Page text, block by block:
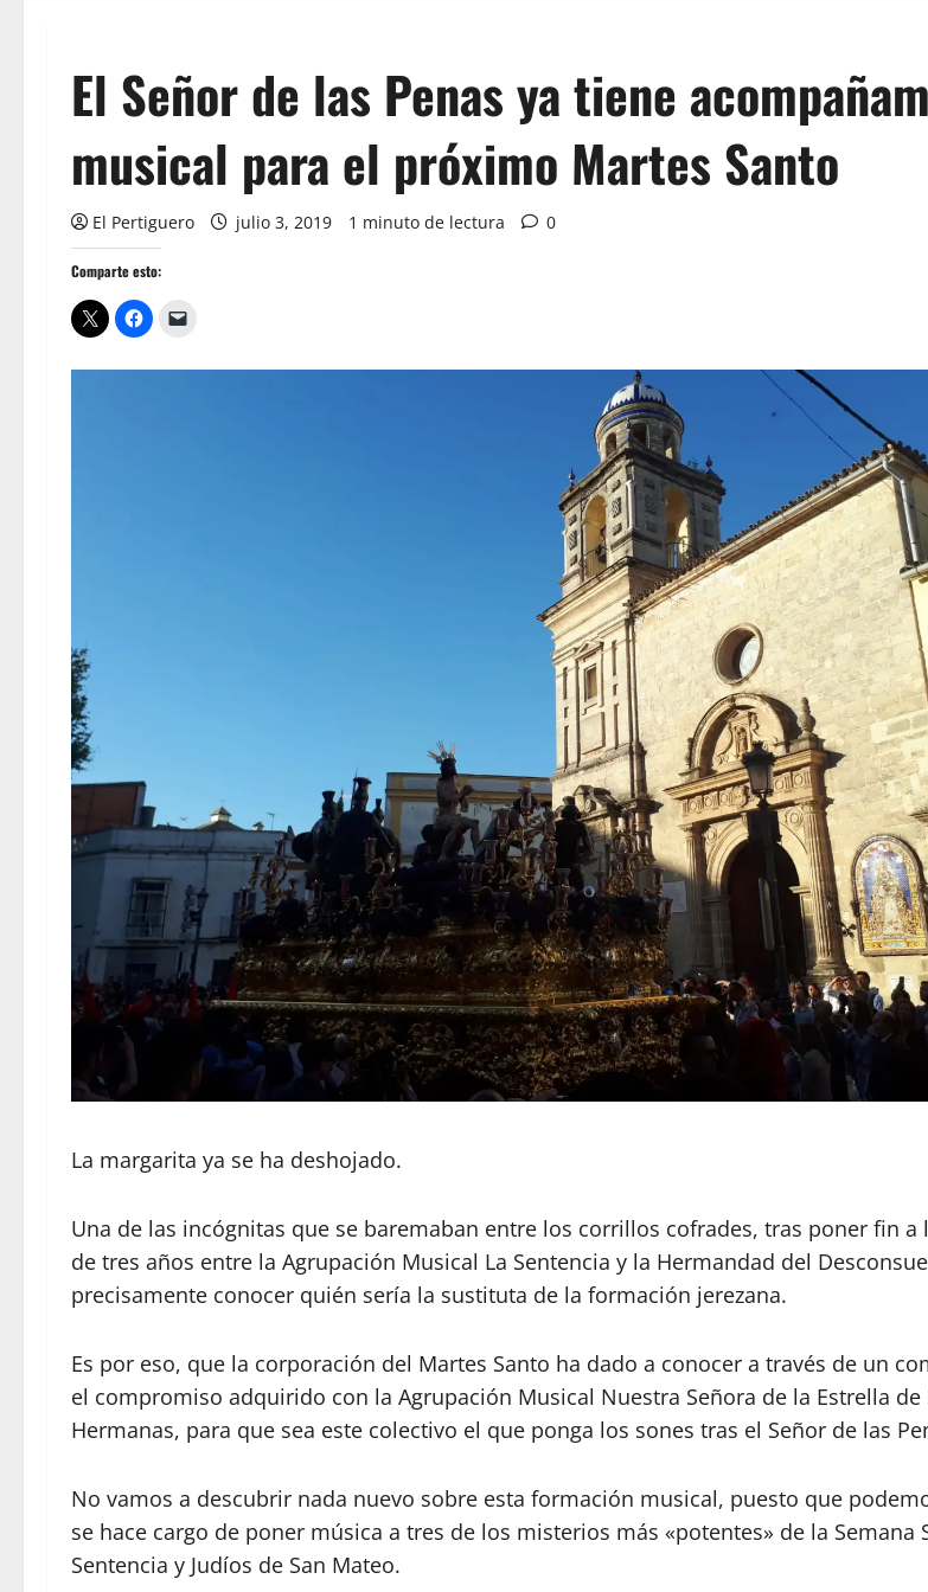
El Señor de las Penas ya tiene
musical para el próximo Martes Santo
El Pertiguero julio 3, 2019 1 minuto de lectura 0
Comparte esto:
La margarita ya se ha deshojado.
Una de las incógnitas que se baremaban entre los corrillos cofrades, tras poner fin a
de tres años entre la Agrupación Musical La Sentencia y la Hermandad del
precisamente conocer quién sería la sustituta de la formación jerezana.
Es por eso, que la corporación del Martes Santo ha dado a conocer a través de un
el compromiso adquirido con la Agrupación Musical Nuestra Señora de la Estrella de
Hermanas, para que sea este colectivo el que ponga los sones tras el Señor de las
No vamos a descubrir nada nuevo sobre esta formación musical, puesto que
se hace cargo de poner música a tres de los misterios más «potentes» de la Semana
Sentencia y Judíos de San Mateo.